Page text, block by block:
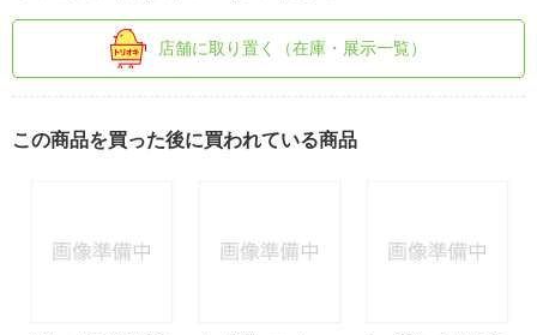
店舗に取り置く（在庫・展示一覧）
この商品を買った後に買われている商品